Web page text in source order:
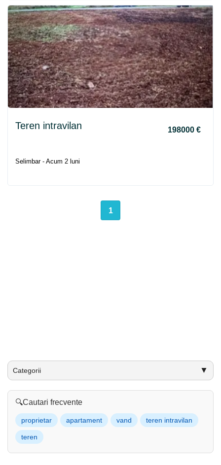
Teren intravilan 198000 €
Selimbar - Acum 2 luni
1
Categorii ▼
🔍Cautari frecvente
proprietar apartament vand teren intravilan
teren